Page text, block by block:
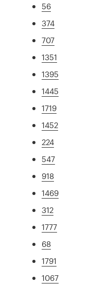
56
374
707
1351
1395
1445
1719
1452
224
547
918
1469
312
1777
68
1791
1067